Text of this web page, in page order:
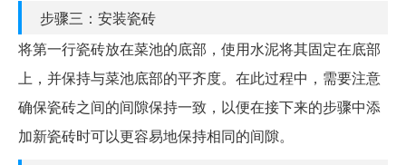
步骤三：安装瓷砖
将第一行瓷砖放在菜池的底部，使用水泥将其固定在底部
上，并保持与菜池底部的平齐度。在此过程中，需要注意
确保瓷砖之间的间隙保持一致，以便在接下来的步骤中添
加新瓷砖时可以更容易地保持相同的间隙。